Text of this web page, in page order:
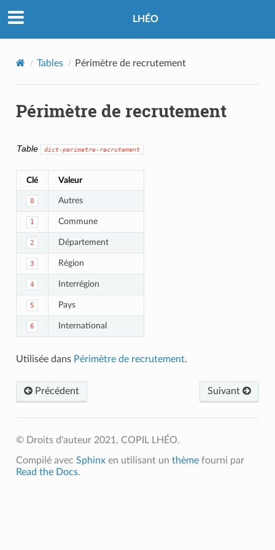
LHÉO
Tables Périmètre de recrutement
Périmètre de recrutement
Table dict-perimetre-recrutement
Clé Valeur
0 Autres
1 Commune
2 Département
3 Région
4 Interrégion
5 Pays
6 International
Utilisée dans Périmètre de recrutement.
Précédent Suivant
© Droits d'auteur 2021, COPIL LHÉO.
Compilé avec Sphinxen utilisant un thèmefourni par
Read the Docs.